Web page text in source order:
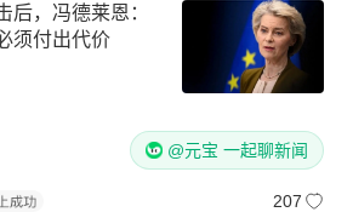
后，冯德莱恩：
须付出代价
@元宝 一起聊新闻
207